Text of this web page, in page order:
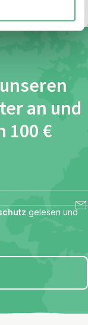
an und
100 €
gelesen und